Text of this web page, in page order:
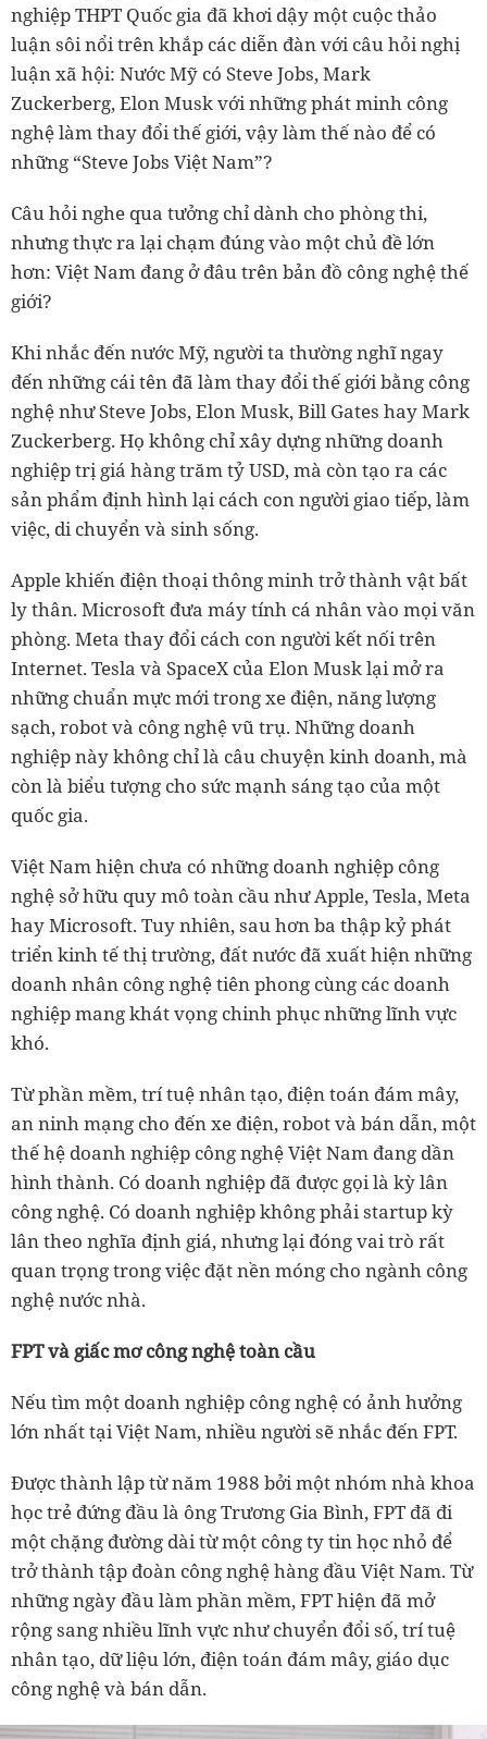
nghiệp THPT Quốc gia đã khơi dậy một cuộc thảo
luận sôi nổi trên khắp các diễn đàn với câu hỏi nghị
luận xã hội: Nước Mỹ có Steve Jobs, Mark
Zuckerberg, Elon Musk với những phát minh công
nghệ làm thay đổi thế giới, vậy làm thế nào để có
những “Steve Jobs Việt Nam”?
Câu hỏi nghe qua tưởng chỉ dành cho phòng thi,
nhưng thực ra lại chạm đúng vào một chủ đề lớn
hơn: Việt Nam đang ở đâu trên bản đồ công nghệ thế
giới?
Khi nhắc đến nước Mỹ, người ta thường nghĩ ngay
đến những cái tên đã làm thay đổi thế giới bằng công
nghệ như Steve Jobs, Elon Musk, Bill Gates hay Mark
Zuckerberg. Họ không chỉ xây dựng những doanh
nghiệp trị giá hàng trăm tỷ USD, mà còn tạo ra các
sản phẩm định hình lại cách con người giao tiếp, làm
việc, di chuyển và sinh sống.
Apple khiến điện thoại thông minh trở thành vật bất
ly thân. Microsoft đưa máy tính cá nhân vào mọi văn
phòng. Meta thay đổi cách con người kết nối trên
Internet. Tesla và SpaceX của Elon Musk lại mở ra
những chuẩn mực mới trong xe điện, năng lượng
sạch, robot và công nghệ vũ trụ. Những doanh
nghiệp này không chỉ là câu chuyện kinh doanh, mà
còn là biểu tượng cho sức mạnh sáng tạo của một
quốc gia.
Việt Nam hiện chưa có những doanh nghiệp công
nghệ sở hữu quy mô toàn cầu như Apple, Tesla, Meta
hay Microsoft. Tuy nhiên, sau hơn ba thập kỷ phát
triển kinh tế thị trường, đất nước đã xuất hiện những
doanh nhân công nghệ tiên phong cùng các doanh
nghiệp mang khát vọng chinh phục những lĩnh vực
khó.
Từ phần mềm, trí tuệ nhân tạo, điện toán đám mây,
an ninh mạng cho đến xe điện, robot và bán dẫn, một
thế hệ doanh nghiệp công nghệ Việt Nam đang dần
hình thành. Có doanh nghiệp đã được gọi là kỳ lân
công nghệ. Có doanh nghiệp không phải startup kỳ
lân theo nghĩa định giá, nhưng lại đóng vai trò rất
quan trọng trong việc đặt nền móng cho ngành công
nghệ nước nhà.
FPT và giấc mơ công nghệ toàn cầu
Nếu tìm một doanh nghiệp công nghệ có ảnh hưởng
lớn nhất tại Việt Nam, nhiều người sẽ nhắc đến FPT.
Được thành lập từ năm 1988 bởi một nhóm nhà khoa
học trẻ đứng đầu là ông Trương Gia Bình, FPT đã đi
một chặng đường dài từ một công ty tin học nhỏ để
trở thành tập đoàn công nghệ hàng đầu Việt Nam. Từ
những ngày đầu làm phần mềm, FPT hiện đã mở
rộng sang nhiều lĩnh vực như chuyển đổi số, trí tuệ
nhân tạo, dữ liệu lớn, điện toán đám mây, giáo dục
công nghệ và bán dẫn.